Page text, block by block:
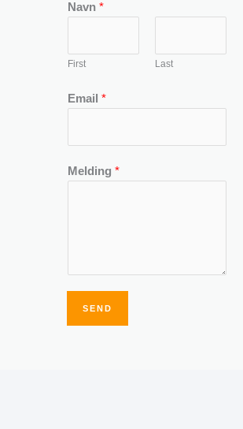
Navn *
First Last
Email *
Melding *
SEND